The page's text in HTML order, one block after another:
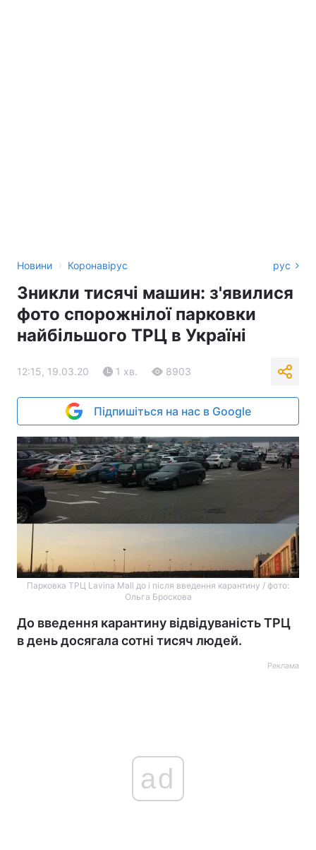
Новини › Коронавірус рус
Зникли тисячі машин: з'явилися
фото спорожнілої парковки
найбільшого ТРЦ в Україні
12:15, 19.03.20 1 хв. 8903
Підпишіться на нас в Google
Парковка ТРЦ Lavina Mall до і після введення карантину / фото:
Ольга Броскова
До введення карантину відвідуваність ТРЦ
в день досягала сотні тисяч людей.
Реклама
ad